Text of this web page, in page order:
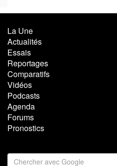
La Une
Actualités
Essais
Reportages
Comparatifs
Vidéos
Podcasts
Agenda
Forums
Pronostics